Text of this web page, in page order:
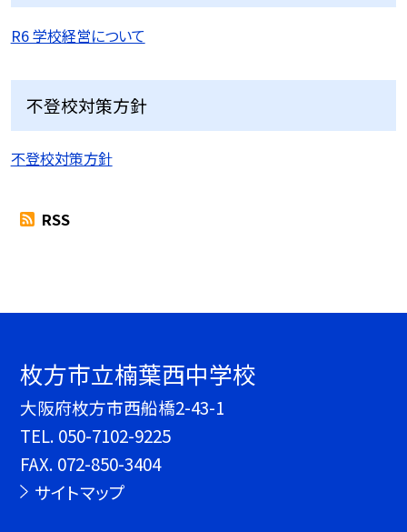
R6 学校経営について
不登校対策方針
不登校対策方針
RSS
枚方市立楠葉西中学校
大阪府枚方市西船橋2-43-1
TEL. 050-7102-9225
FAX. 072-850-3404
サイトマップ